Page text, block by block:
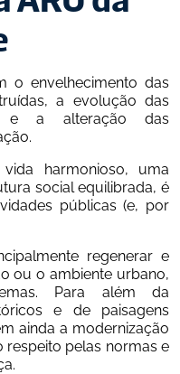
o envelhecimento das
a evolução das
e a alteração das
harmonioso, uma
social equilibrada, é
públicas (e, por
regenerar e
ou o ambiente urbano,
Para além da
e de paisagens
ainda a modernização
pelas normas e